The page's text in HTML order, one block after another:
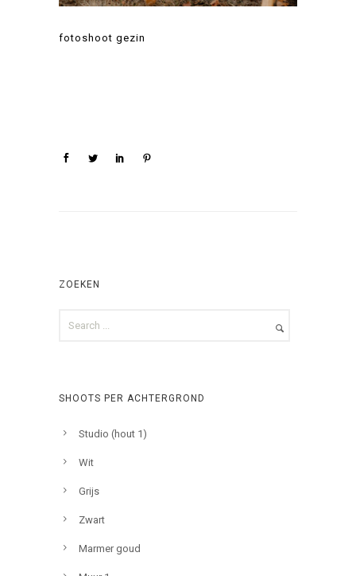
fotoshoot gezin
ZOEKEN
SHOOTS PER ACHTERGROND
Studio (hout 1)
Wit
Grijs
Zwart
Marmer goud